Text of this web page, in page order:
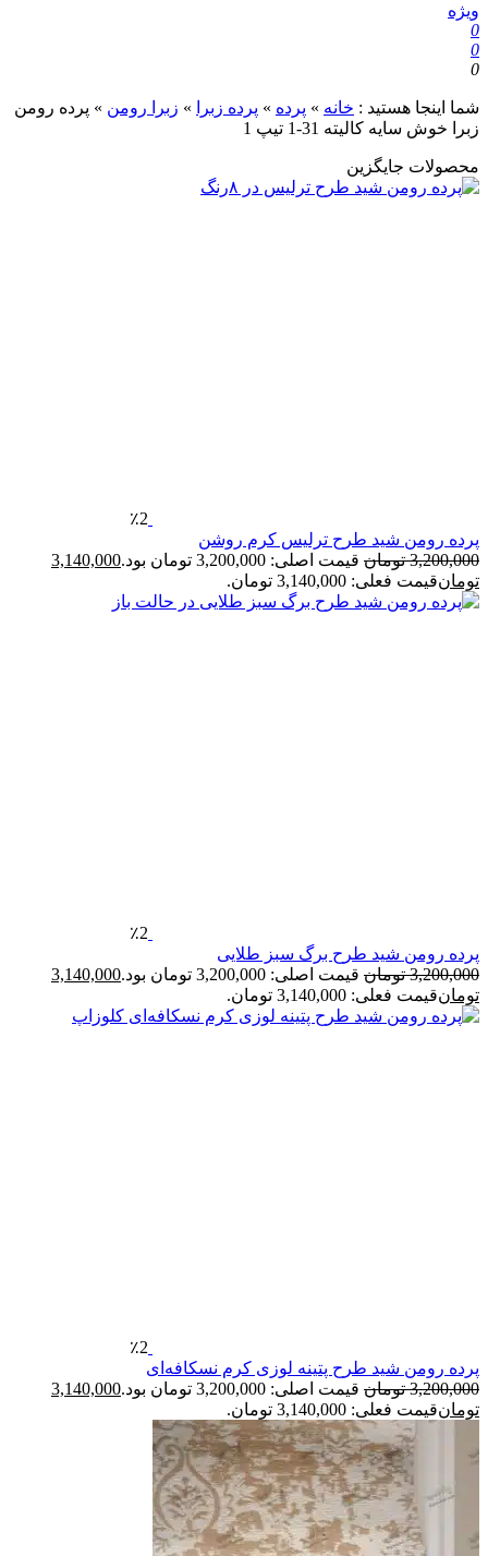
ویژه
0
0
0
شما اینجا هستید : خانه » پرده » پرده زبرا » زبرا رومن » پرده رومن
زبرا خوش سایه کالیته 31-1 تیپ 1
محصولات جایگزین
٪2
پرده رومن شید طرح ترلیس کرم روشن
3,200,000 تومان قیمت اصلی: 3,200,000 تومان بود.
3,140,000
تومانقیمت فعلی: 3,140,000 تومان.
٪2
پرده رومن شید طرح برگ سبز طلایی
3,200,000 تومان قیمت اصلی: 3,200,000 تومان بود.
3,140,000
تومانقیمت فعلی: 3,140,000 تومان.
٪2
پرده رومن شید طرح پتینه لوزی کرم نسکافه‌ای
3,200,000 تومان قیمت اصلی: 3,200,000 تومان بود.
3,140,000
تومانقیمت فعلی: 3,140,000 تومان.